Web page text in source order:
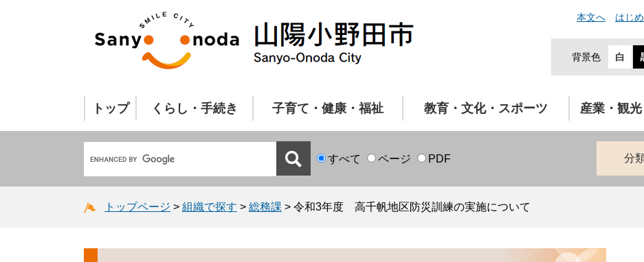
本文へ はじ
背景色 白
トップ くらし・手続き 子育て・健康・福祉 教育・文化・スポーツ 産業・観光
すべて ページ PDF 分
トップページ > 組織で探す > 総務課 > 令和3年度 高千帆地区防災訓練の実施について